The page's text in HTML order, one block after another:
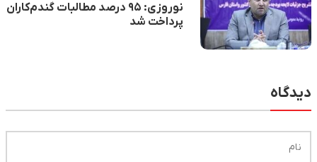
نوروزی: ۹۵ درصد مطالبات گندم‌کاران
پرداخت شد
دیدگاه